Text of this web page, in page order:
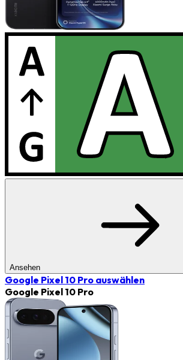
Ansehen
Google Pixel 10 Pro auswählen
Google Pixel 10 Pro